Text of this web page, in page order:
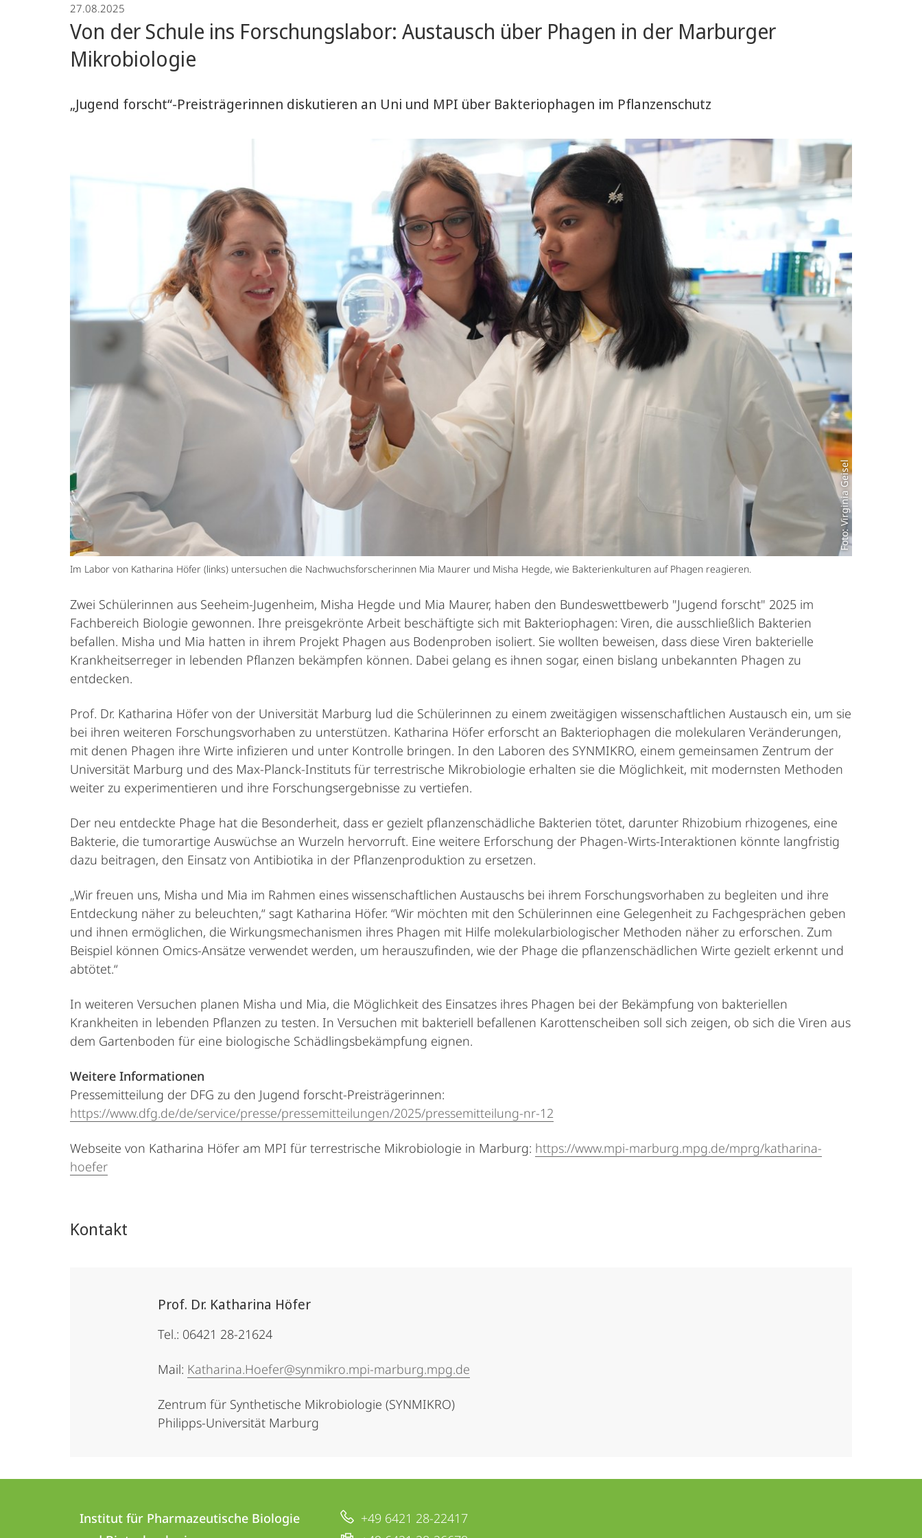
Biologie
und
27.08.2025
Von der Schule ins Forschungslabor: Austausch über Phagen in der Marburger
Mikrobiologie
„Jugend forscht“-Preisträgerinnen diskutieren an Uni und MPI über Bakteriophagen im Pflanzenschutz
Foto: Virginia Geisel
Im Labor von Katharina Höfer (links) untersuchen die Nachwuchsforscherinnen Mia Maurer und Misha Hegde, wie Bakterienkulturen auf Phagen reagieren.
Zwei Schülerinnen aus Seeheim-Jugenheim, Misha Hegde und Mia Maurer, haben den Bundeswettbewerb "Jugend forscht" 2025 im
Fachbereich Biologie gewonnen. Ihre preisgekrönte Arbeit beschäftigte sich mit Bakteriophagen: Viren, die ausschließlich Bakterien
befallen. Misha und Mia hatten in ihrem Projekt Phagen aus Bodenproben isoliert. Sie wollten beweisen, dass diese Viren bakterielle
Krankheitserreger in lebenden Pflanzen bekämpfen können. Dabei gelang es ihnen sogar, einen bislang unbekannten Phagen zu
entdecken.
Prof. Dr. Katharina Höfer von der Universität Marburg lud die Schülerinnen zu einem zweitägigen wissenschaftlichen Austausch ein, um sie
bei ihren weiteren Forschungsvorhaben zu unterstützen. Katharina Höfer erforscht an Bakteriophagen die molekularen Veränderungen,
mit denen Phagen ihre Wirte infizieren und unter Kontrolle bringen. In den Laboren des SYNMIKRO, einem gemeinsamen Zentrum der
Universität Marburg und des Max-Planck-Instituts für terrestrische Mikrobiologie erhalten sie die Möglichkeit, mit modernsten Methoden
weiter zu experimentieren und ihre Forschungsergebnisse zu vertiefen.
Der neu entdeckte Phage hat die Besonderheit, dass er gezielt pflanzenschädliche Bakterien tötet, darunter Rhizobium rhizogenes, eine
Bakterie, die tumorartige Auswüchse an Wurzeln hervorruft. Eine weitere Erforschung der Phagen-Wirts-Interaktionen könnte langfristig
dazu beitragen, den Einsatz von Antibiotika in der Pflanzenproduktion zu ersetzen.
„Wir freuen uns, Misha und Mia im Rahmen eines wissenschaftlichen Austauschs bei ihrem Forschungsvorhaben zu begleiten und ihre
Entdeckung näher zu beleuchten,“ sagt Katharina Höfer. “Wir möchten mit den Schülerinnen eine Gelegenheit zu Fachgesprächen geben
und ihnen ermöglichen, die Wirkungsmechanismen ihres Phagen mit Hilfe molekularbiologischer Methoden näher zu erforschen. Zum
Beispiel können Omics-Ansätze verwendet werden, um herauszufinden, wie der Phage die pflanzenschädlichen Wirte gezielt erkennt und
abtötet.“
In weiteren Versuchen planen Misha und Mia, die Möglichkeit des Einsatzes ihres Phagen bei der Bekämpfung von bakteriellen
Krankheiten in lebenden Pflanzen zu testen. In Versuchen mit bakteriell befallenen Karottenscheiben soll sich zeigen, ob sich die Viren aus
dem Gartenboden für eine biologische Schädlingsbekämpfung eignen.
Weitere Informationen
Pressemitteilung der DFG zu den Jugend forscht-Preisträgerinnen:
https://www.dfg.de/de/service/presse/pressemitteilungen/2025/pressemitteilung-nr-12
Webseite von Katharina Höfer am MPI für terrestrische Mikrobiologie in Marburg: https://www.mpi-marburg.mpg.de/mprg/katharina-
hoefer
Kontakt
Prof. Dr. Katharina Höfer
Tel.: 06421 28-21624
Mail: Katharina.Hoefer@synmikro.mpi-marburg.mpg.de
Zentrum für Synthetische Mikrobiologie (SYNMIKRO)
Philipps-Universität Marburg
Kontaktinformationen
Institut
Institut für Pharmazeutische Biologie
+49 6421 28-22417